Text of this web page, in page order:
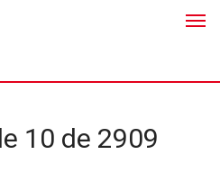
10 de 2909